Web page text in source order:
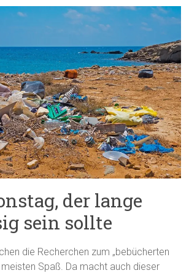
der lange
sein sollte
die Recherchen zum „bebücherten
Spaß. Da macht auch dieser